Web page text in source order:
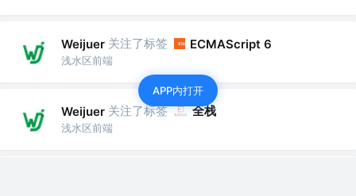
Weijuer 关注了标签 ECMAScript 6
浅水区前端
Weijuer 关注了标签 全栈
浅水区前端
APP内打开